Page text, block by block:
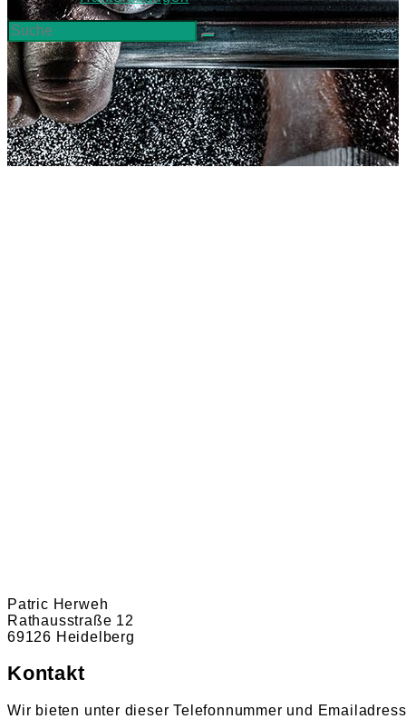
Patric Herweh
Rathausstraße 12
69126 Heidelberg
Kontakt
Wir bieten unter dieser Telefonnummer und